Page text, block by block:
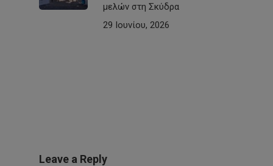
μελών στη Σκύδρα
29 Ιουνίου, 2026
Leave a Reply